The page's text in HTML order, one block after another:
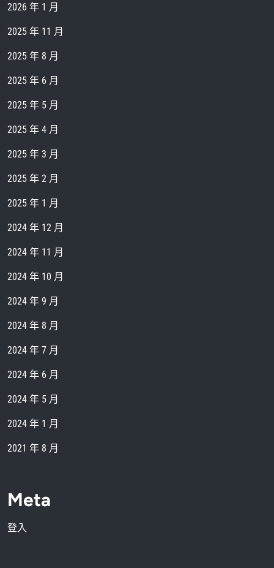
2026 年 1 月
2025 年 11 月
2025 年 8 月
2025 年 6 月
2025 年 5 月
2025 年 4 月
2025 年 3 月
2025 年 2 月
2025 年 1 月
2024 年 12 月
2024 年 11 月
2024 年 10 月
2024 年 9 月
2024 年 8 月
2024 年 7 月
2024 年 6 月
2024 年 5 月
2024 年 1 月
2021 年 8 月
Meta
登入